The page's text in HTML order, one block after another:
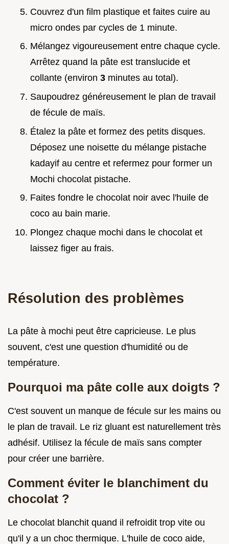
Couvrez d'un film plastique et faites cuire au
micro ondes par cycles de 1 minute.
Mélangez vigoureusement entre chaque cycle.
Arrêtez quand la pâte est translucide et
collante (environ 3 minutes au total).
Saupoudrez généreusement le plan de travail
de fécule de maïs.
Étalez la pâte et formez des petits disques.
Déposez une noisette du mélange pistache
kadayif au centre et refermez pour former un
Mochi chocolat pistache.
Faites fondre le chocolat noir avec l'huile de
coco au bain marie.
Plongez chaque mochi dans le chocolat et
laissez figer au frais.
Résolution des problèmes
La pâte à mochi peut être capricieuse. Le plus
souvent, c'est une question d'humidité ou de
température.
Pourquoi ma pâte colle aux doigts ?
C'est souvent un manque de fécule sur les mains ou
le plan de travail. Le riz gluant est naturellement très
adhésif. Utilisez la fécule de maïs sans compter
pour créer une barrière.
Comment éviter le blanchiment du
chocolat ?
Le chocolat blanchit quand il refroidit trop vite ou
qu'il y a un choc thermique. L'huile de coco aide,